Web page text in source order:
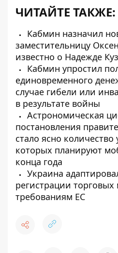
ЧИТАЙТЕ ТАКЖЕ:
Кабмин назначил
заместительницу
известно о Надежде
Кабмин упростил
единовременного
случае гибели или
в результате войны
Астрономическая
постановления
стало ясно количество
которых планируют
конца года
Украина
регистрации торговых
требованиям ЕС